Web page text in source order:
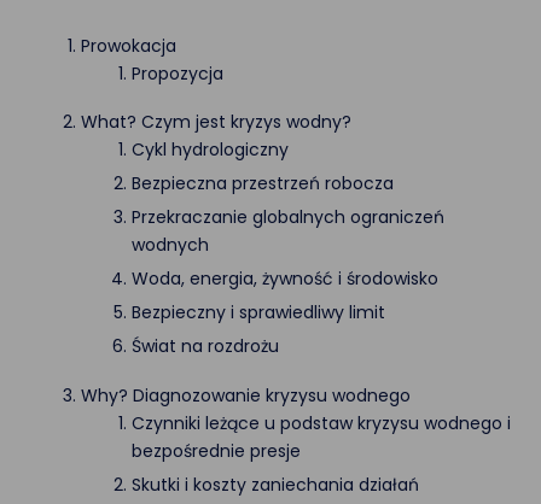
Prowokacja
Propozycja
What? Czym jest kryzys wodny?
Cykl hydrologiczny
Bezpieczna przestrzeń robocza
Przekraczanie globalnych ograniczeń
wodnych
Woda, energia, żywność i środowisko
Bezpieczny i sprawiedliwy limit
Świat na rozdrożu
Why? Diagnozowanie kryzysu wodnego
Czynniki leżące u podstaw kryzysu wodnego i
bezpośrednie presje
Skutki i koszty zaniechania działań